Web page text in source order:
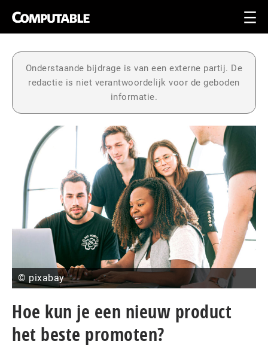
Onderstaande bijdrage is van een externe partij. De
redactie is niet verantwoordelijk voor de geboden
informatie.
© pixabay
Hoe kun je een nieuw product
het beste promoten?